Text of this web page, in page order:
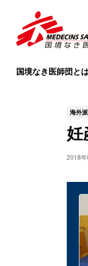
国境なき医師団と
海外
2018